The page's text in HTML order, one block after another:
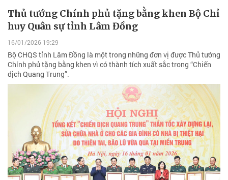
Thủ tướng Chính phủ tặng bằng khen Bộ Chỉ
huy Quân sự tỉnh Lâm Đồng
16/01/2026 19:29
Bộ CHQS tỉnh Lâm Đồng là một trong những đơn vị được Thủ tướng
Chính phủ tặng bằng khen vì có thành tích xuất sắc trong “Chiến
dịch Quang Trung”.